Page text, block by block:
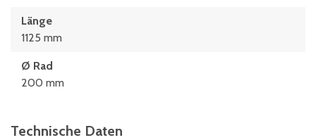
Länge
1125 mm
Ø Rad
200 mm
Technische Daten